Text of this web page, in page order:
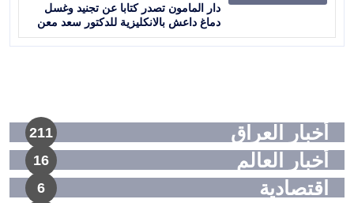
دار المامون تصدر كتابا عن تجنيد وغسل
دماغ داعش بالانكليزية للدكتور سعد معن
أخبار العراق 211
أخبار العالم 16
اقتصادية 6